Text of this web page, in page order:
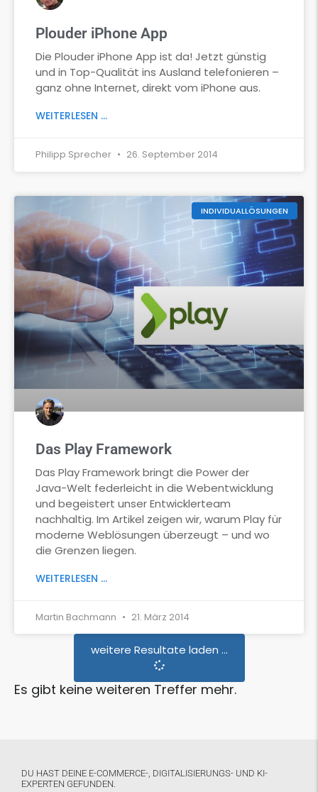
Plouder iPhone App
Die Plouder iPhone App ist da! Jetzt günstig
und in Top-Qualität ins Ausland telefonieren –
ganz ohne Internet, direkt vom iPhone aus.
WEITERLESEN ...
Philipp Sprecher 26. September 2014
INDIVIDUALLÖSUNGEN
Das Play Framework
Das Play Framework bringt die Power der
Java-Welt federleicht in die Webentwicklung
und begeistert unser Entwicklerteam
nachhaltig. Im Artikel zeigen wir, warum Play für
moderne Weblösungen überzeugt – und wo
die Grenzen liegen.
WEITERLESEN ...
Martin Bachmann 21. März 2014
weitere Resultate laden ...
Es gibt keine weiteren Treffer mehr.
DU HAST DEINE E-COMMERCE-, DIGITALISIERUNGS- UND KI-
EXPERTEN GEFUNDEN.